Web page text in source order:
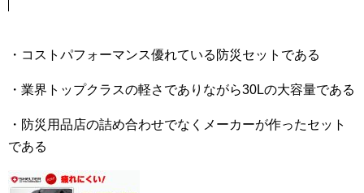
・コストパフォーマンス優れている防災セットである
・業界トップクラスの軽さでありながら30Lの大容量である
・防災用品店の詰め合わせでなくメーカーが作ったセット
である